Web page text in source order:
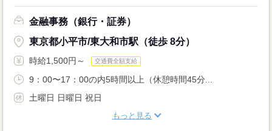
金融事務（銀行・証券）
東京都小平市/東大和市駅（徒歩 8分）
時給1,500円～ 交通費全額支給
9：00〜17：00の内5時間以上（休憩時間45分...
土曜日 日曜日 祝日
もっと見る